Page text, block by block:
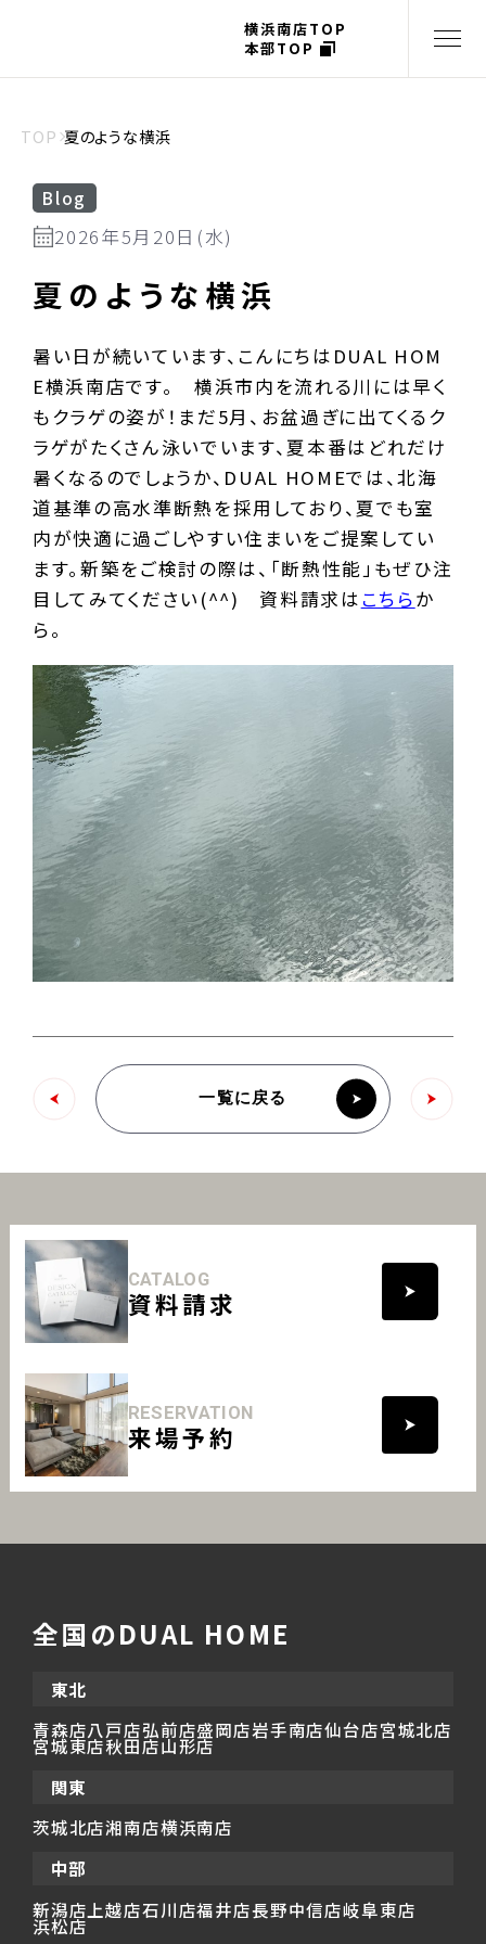
横浜南店TOP
本部TOP
TOP 夏のような横浜
Blog
2026年5月20日(水)
夏のような横浜
暑い日が続いています、こんにちはDUAL HOM
E横浜南店です。 横浜市内を流れる川には早く
もクラゲの姿が！まだ5月、お盆過ぎに出てくるク
ラゲがたくさん泳いでいます、夏本番はどれだけ
暑くなるのでしょうか、DUAL HOMEでは、北海
道基準の高水準断熱を採用しており、夏でも室
内が快適に過ごしやすい住まいをご提案してい
ます。新築をご検討の際は、「断熱性能」もぜひ注
目してみてください(^^) 資料請求は こちらか
ら。
一覧に戻る
CATALOG
資料請求
RESERVATION
来場予約
全国のDUAL HOME
東北
青森店八戸店弘前店盛岡店岩手南店仙台店宮城北店
宮城東店秋田店山形店
関東
茨城北店湘南店横浜南店
中部
新潟店 上越店石川店福井店長野中信店岐阜東店
浜松店